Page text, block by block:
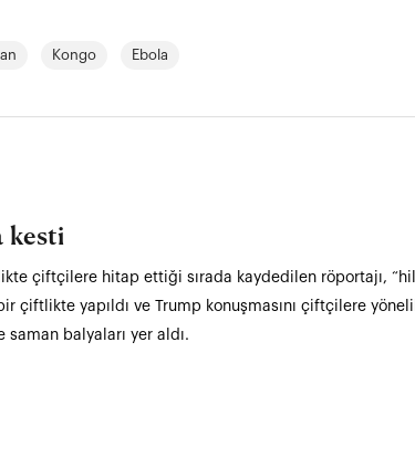
Kongo Ebola
kesti
çiftçilere hitap ettiği sırada kaydedilen röportajı,
çiftlikte yapıldı ve Trump konuşmasını çiftçilere
balyaları yer aldı.